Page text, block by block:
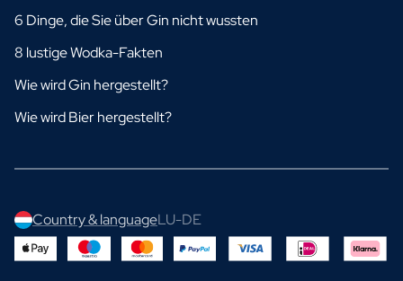
6 Dinge, die Sie über Gin nicht wussten
8 lustige Wodka-Fakten
Wie wird Gin hergestellt?
Wie wird Bier hergestellt?
Country & languageLU-DE